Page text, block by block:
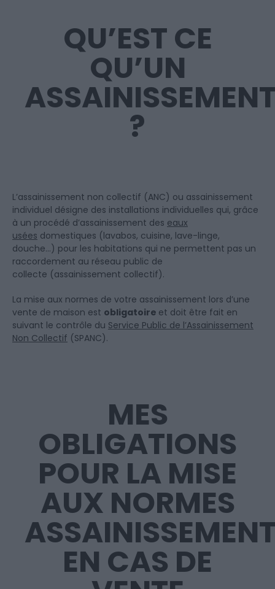
QU’EST CE
QU’UN
?
L’assainissement non collectif (ANC) ou assainissement
individuel désigne des installations individuelles qui, grâce
à un procédé d’assainissement des eaux
usées domestiques (lavabos, cuisine, lave-linge,
douche…) pour les habitations qui ne permettent pas un
raccordement au réseau public de
collecte (assainissement collectif).
La mise aux normes de votre assainissement lors d’une
vente de maison est obligatoire et doit être fait en
suivant le contrôle du Service Public de l’Assainissement
Non Collectif (SPANC).
MES
OBLIGATIONS
POUR LA MISE
AUX NORMES
EN CAS DE